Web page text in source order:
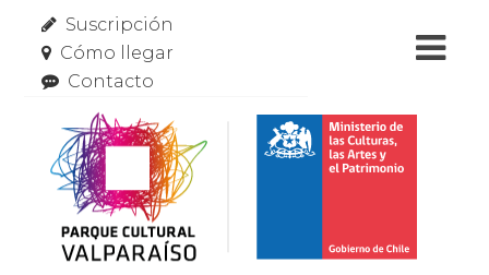
Suscripción
Cómo llegar
Contacto